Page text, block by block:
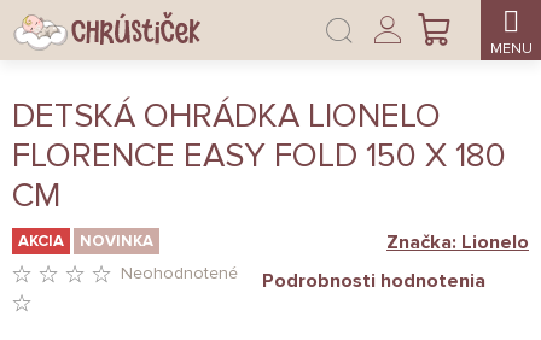
Prejsť
na
obsah
NÁKUPNÝ
Prihlásenie
DETSKÁ OHRÁDKA LIONELO
FLORENCE EASY FOLD 150 X 180
CM
AKCIA NOVINKA
Neohodnotené Podrobnosti hodnotenia
Značka: Lionelo